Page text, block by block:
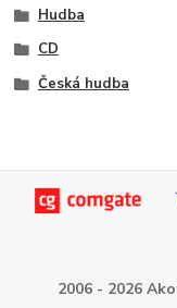
Hudba
CD
Česká hudba
2006 - 2026